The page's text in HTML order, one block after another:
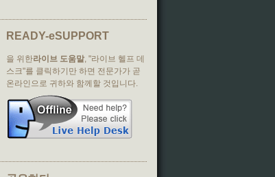
READY-eSUPPORT
을 위한라이브 도움말, "라이브 헬프 데
스크"를 클릭하기만 하면 전문가가 곧
온라인으로 귀하와 함께할 것입니다.